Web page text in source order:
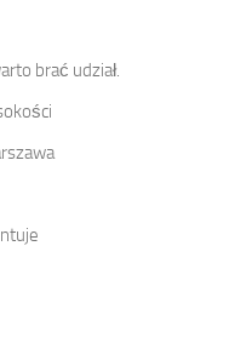
brać udział.